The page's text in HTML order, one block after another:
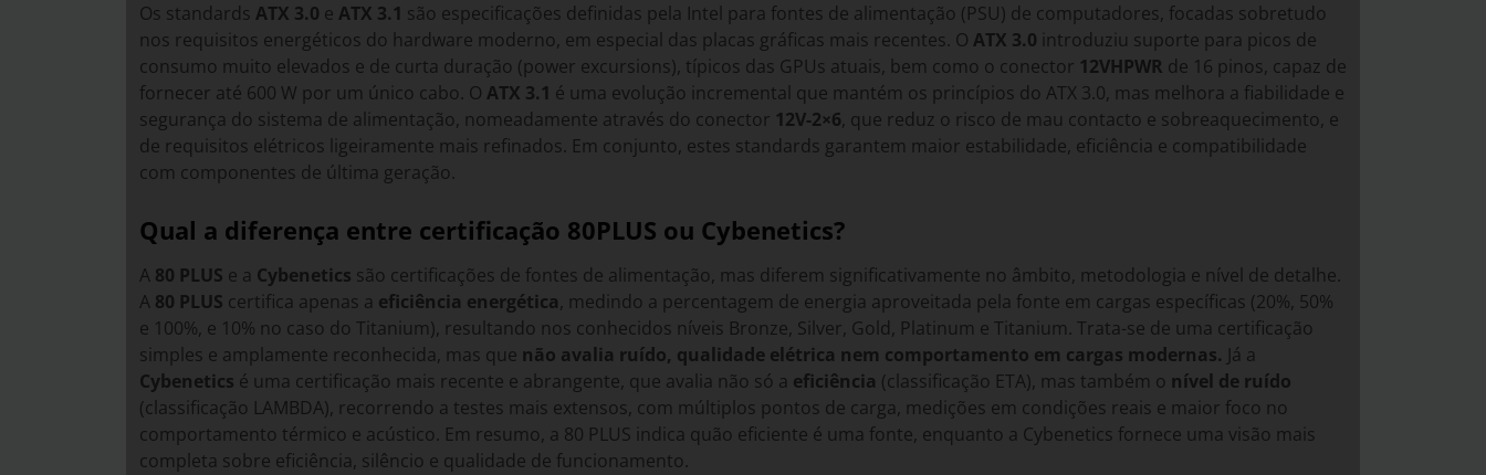
Os standards ATX 3.0 e ATX 3.1 são especificações definidas pela Intel para fontes de alimentação (PSU) de computadores, focadas sobretudo
nos requisitos energéticos do hardware moderno, em especial das placas gráficas mais recentes. O ATX 3.0 introduziu suporte para picos de
consumo muito elevados e de curta duração (power excursions), típicos das GPUs atuais, bem como o conector 12VHPWR de 16 pinos, capaz de
fornecer até 600 W por um único cabo. O ATX 3.1 é uma evolução incremental que mantém os princípios do ATX 3.0, mas melhora a fiabilidade e
segurança do sistema de alimentação, nomeadamente através do conector 12V-2×6, que reduz o risco de mau contacto e sobreaquecimento, e
de requisitos elétricos ligeiramente mais refinados. Em conjunto, estes standards garantem maior estabilidade, eficiência e compatibilidade
com componentes de última geração.
Qual a diferença entre certificação 80PLUS ou Cybenetics?
A 80 PLUS e a Cybenetics são certificações de fontes de alimentação, mas diferem significativamente no âmbito, metodologia e nível de detalhe.
A 80 PLUS certifica apenas a eficiência energética, medindo a percentagem de energia aproveitada pela fonte em cargas específicas (20%, 50%
e 100%, e 10% no caso do Titanium), resultando nos conhecidos níveis Bronze, Silver, Gold, Platinum e Titanium. Trata-se de uma certificação
simples e amplamente reconhecida, mas que não avalia ruído, qualidade elétrica nem comportamento em cargas modernas. Já a
Cybenetics é uma certificação mais recente e abrangente, que avalia não só a eficiência (classificação ETA), mas também o nível de ruído
(classificação LAMBDA), recorrendo a testes mais extensos, com múltiplos pontos de carga, medições em condições reais e maior foco no
comportamento térmico e acústico. Em resumo, a 80 PLUS indica quão eficiente é uma fonte, enquanto a Cybenetics fornece uma visão mais
completa sobre eficiência, silêncio e qualidade de funcionamento.